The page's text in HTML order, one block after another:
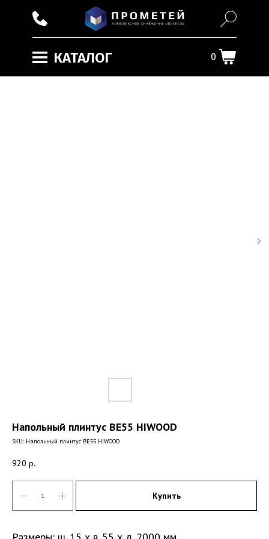
КАТАЛОГ 0
Напольный плинтус BE55 HIWOOD
SKU: Напольный плинтус BE55 HIWOOD
920 р.
Купить